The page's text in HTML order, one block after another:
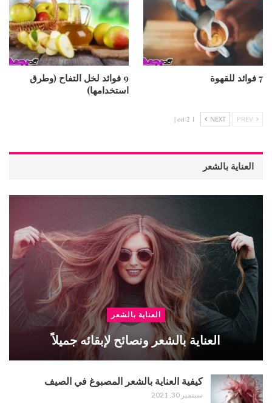
7 فوائد للقهوة
9 فوائد لخل التفاح (وطرق
استخدامها)
NEXT
1 od 2 |
العناية بالشعر
العناية بالشعر
العناية بالشعر ونصائح لإبقائه جميلاً
كيفية العناية بالشعر المصبوغ في الصيف
سبتمبر 30, 2021